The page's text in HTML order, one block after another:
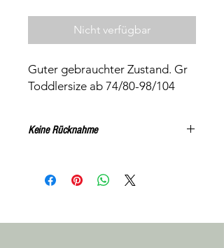
Nicht verfügbar
Guter gebrauchter Zustand. Gr
Toddlersize ab 74/80-98/104
Keine Rücknahme
Vereinbarung, in Niederbipp getestet
werden